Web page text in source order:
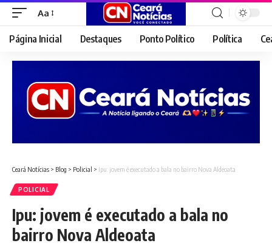
Font
Resizer
Aa
Página Inicial Destaques Ponto Político Política
Ceará Notícias > Blog > Policial > Ipu: jovem é executado a bala no bairro Nova Aldeoata
POLICIAL
Ipu: jovem é executado a bala no
bairro Nova Aldeoata